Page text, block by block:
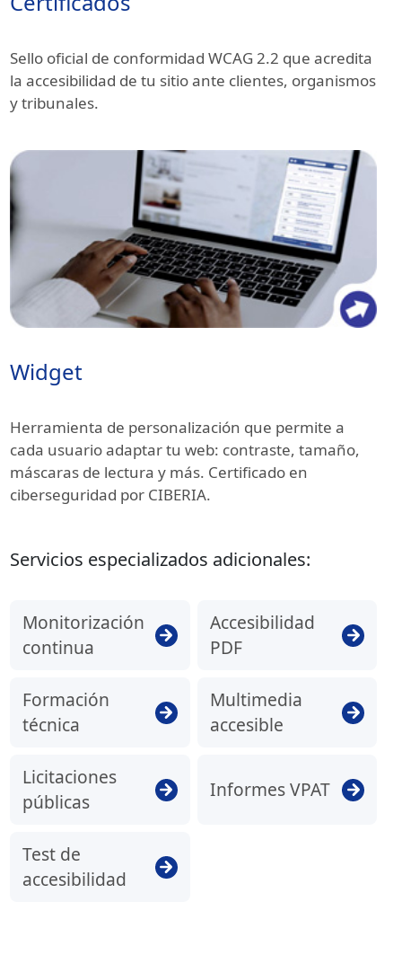
Sello oficial de conformidad WCAG 2.2 que acredita
la accesibilidad de tu sitio ante clientes, organismos
y tribunales.
Widget
Herramienta de personalización que permite a
cada usuario adaptar tu web: contraste, tamaño,
máscaras de lectura y más. Certificado en
ciberseguridad por CIBERIA.
Servicios especializados adicionales:
Monitorización
continua
Accesibilidad
PDF
Formación
técnica
Multimedia
accesible
Licitaciones
públicas
Informes VPAT
Test de
accesibilidad